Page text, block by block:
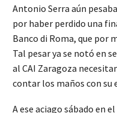
Antonio Serra aún
por haber perdido una
Banco di Roma, que por
Tal pesar ya se notó en
al CAI Zaragoza
contar los maños con su
A ese aciago sábado en